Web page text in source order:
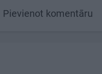
Pievienot komentāru